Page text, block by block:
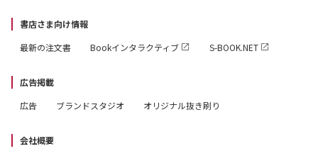
書店さま向け情報
最新の注文書
Bookインタラクティブ S-BOOK.NET
広告掲載
広告
ブランドスタジオ オリジナル抜き刷り
会社概要